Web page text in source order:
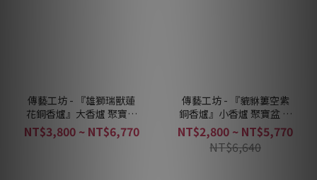
傳藝工坊 - 『雄獅瑞獸蓮
花銅香爐』大香爐 聚寶盆
居家擺設 香道茶席精品
NT$3,800 ~ NT$6,770
傳藝工坊 - 『貔貅簍空紫
銅香爐』小香爐 聚寶盆 居
家擺設 香道茶席精品
NT$2,800 ~ NT$5,770
NT$6,640